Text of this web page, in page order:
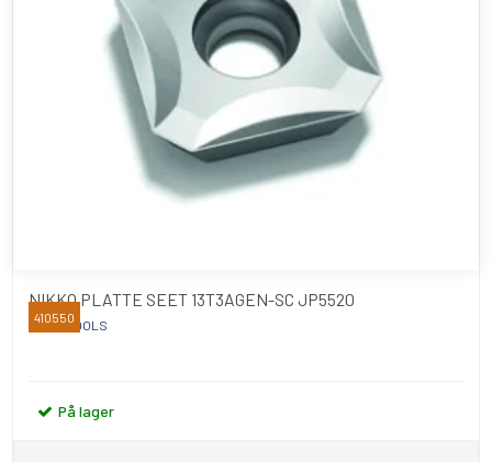
NIKKO PLATTE SEET 13T3AGEN-SC JP5520
NIKKO TOOLS
410550
På lager